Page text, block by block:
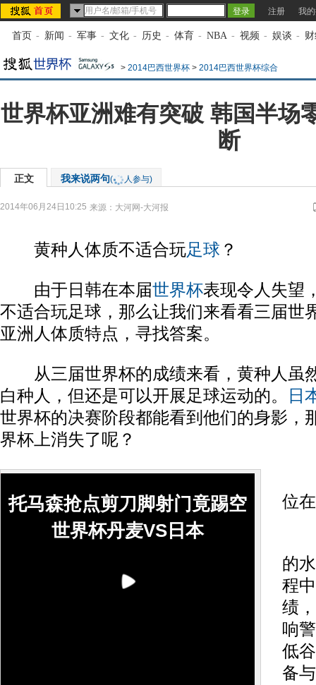
注册 我
首页 - 新闻 - 军事 - 文化 - 历史 - 体育 - NBA - 视频 - 娱谈 -
> 2014巴西世界杯 > 2014巴西世界杯综合
世界杯亚洲难有突破 韩国半场
断
正文 我来说两句( 人参与)
2014年06月24日10:25 来源： 大河网-大河报
黄种人体质不适合玩足球 ？
由于日韩在本届世界杯表现令人失望
不适合玩足球，那么让我们来看看三届世
亚洲人体质特点，寻找答案。
从三届世界杯的成绩来看，黄种人虽
白种人，但还是可以开展足球运动的。
日
世界杯的决赛阶段都能看到他们的身影，
界杯上消失了呢？
托马森抢点剪刀脚射门竟踢空
世界杯丹麦VS日本
位
的
程
绩
响
低
备